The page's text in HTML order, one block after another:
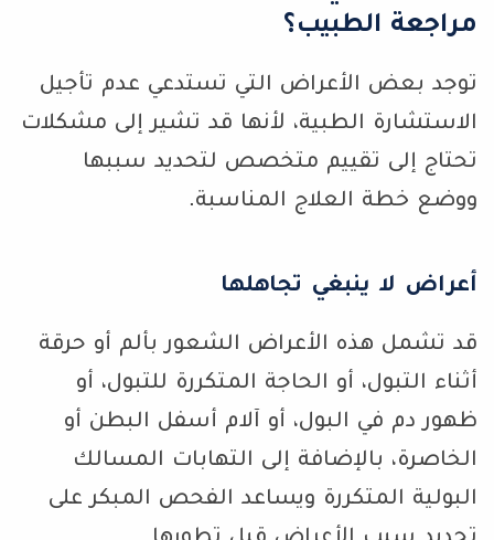
مراجعة الطبيب؟
توجد بعض الأعراض التي تستدعي عدم تأجيل
الاستشارة الطبية، لأنها قد تشير إلى مشكلات
تحتاج إلى تقييم متخصص لتحديد سببها
ووضع خطة العلاج المناسبة.
أعراض لا ينبغي تجاهلها
قد تشمل هذه الأعراض الشعور بألم أو حرقة
أثناء التبول، أو الحاجة المتكررة للتبول، أو
ظهور دم في البول، أو آلام أسفل البطن أو
الخاصرة، بالإضافة إلى التهابات المسالك
البولية المتكررة ويساعد الفحص المبكر على
تحديد سبب الأعراض قبل تطورها.